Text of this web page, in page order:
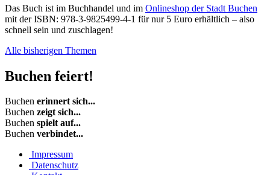
Das Buch ist im Buchhandel und im Onlineshop der Stadt Buchen
mit der ISBN: 978-3-9825499-4-1 für nur 5 Euro erhältlich – also
schnell sein und zuschlagen!
Alle bisherigen Themen
Buchen feiert!
Buchen erinnert sich...
Buchen zeigt sich...
Buchen spielt auf...
Buchen verbindet...
Impressum
Datenschutz